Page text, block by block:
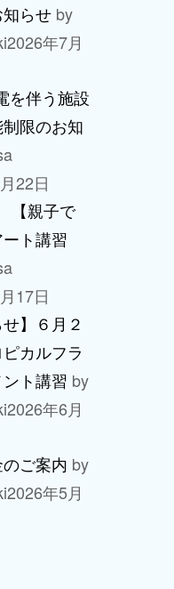
らせ by
2026年7月
を伴う施設
限のお知
22日
【親子で
ト講習
17日
せ】６月２
カルフラ
ト講習 by
2026年6月
ご案内 by
2026年5月